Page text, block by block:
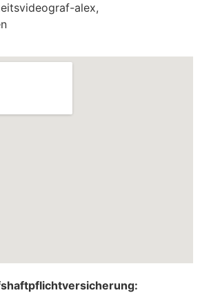
alex,